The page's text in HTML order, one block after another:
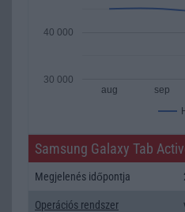
aug sep
30 000
40 000
Samsung Galaxy Tab
Megjelenés időpontja
Operációs rendszer